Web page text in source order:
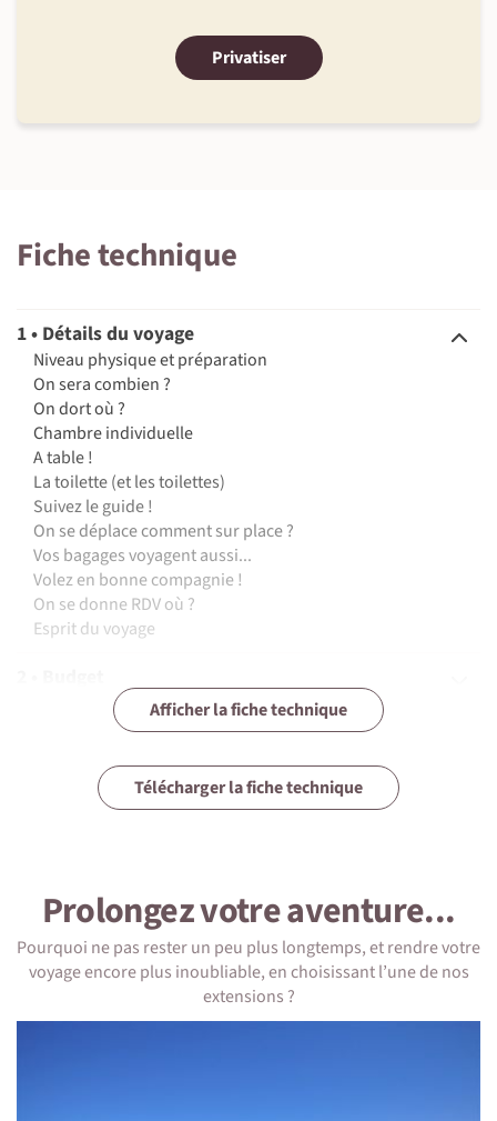
Privatiser
Fiche technique
1 • Détails du voyage
Niveau physique et préparation
On sera combien ?
On dort où ?
Chambre individuelle
A table !
La toilette (et les toilettes)
Suivez le guide !
On se déplace comment sur place ?
Vos bagages voyagent aussi...
Volez en bonne compagnie !
On se donne RDV où ?
Esprit du voyage
3 • Assurances
4 • Equipement
7 • Tourisme responsable
Afficher la fiche technique
Télécharger la fiche technique
Prolongez votre aventure...
Pourquoi ne pas rester un peu plus longtemps, et rendre votre
voyage encore plus inoubliable, en choisissant l’une de nos
extensions ?